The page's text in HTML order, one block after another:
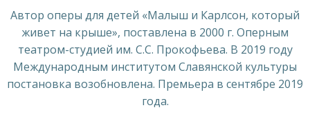
Автор оперы для детей «Малыш и Карлсон, который
живет на крыше», поставлена в 2000 г. Оперным
театром-студией им. С.С. Прокофьева. В 2019 году
Международным институтом Славянской культуры
постановка возобновлена. Премьера в сентябре 2019
года.